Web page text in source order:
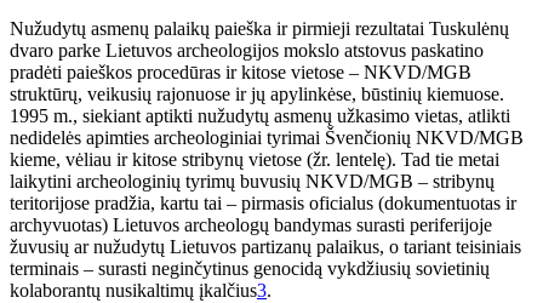
Nužudytų asmenų palaikų paieška ir pirmieji rezultatai Tuskulėnų
dvaro parke Lietuvos archeologijos mokslo atstovus paskatino
pradėti paieškos procedūras ir kitose vietose – NKVD/MGB
struktūrų, veikusių rajonuose ir jų apylinkėse, būstinių kiemuose.
1995 m., siekiant aptikti nužudytų asmenų užkasimo vietas, atlikti
nedidelės apimties archeologiniai tyrimai Švenčionių NKVD/MGB
kieme, vėliau ir kitose stribynų vietose (žr. lentelę). Tad tie metai
laikytini archeologinių tyrimų buvusių NKVD/MGB – stribynų
teritorijose pradžia, kartu tai – pirmasis oficialus (dokumentuotas ir
archyvuotas) Lietuvos archeologų bandymas surasti periferijoje
žuvusių ar nužudytų Lietuvos partizanų palaikus, o tariant teisiniais
terminais – surasti neginčytinus genocidą vykdžiusių sovietinių
kolaborantų nusikaltimų įkalčius3.